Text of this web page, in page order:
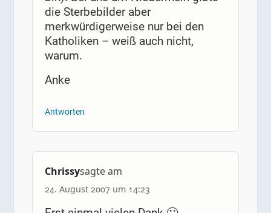
die Sterbebilder aber
merkwürdigerweise nur bei den
Katholiken – weiß auch nicht,
warum.
Anke
Antworten
Chrissysagte am
24. August 2007 um 14:23